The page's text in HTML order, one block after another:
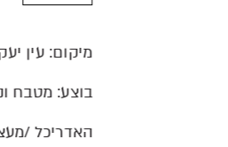
מיקום: עין
בוצע: מטבח
האדריכל /